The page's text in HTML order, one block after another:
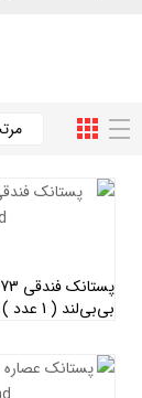
بی‌بی‌لند ( 1 عدد )